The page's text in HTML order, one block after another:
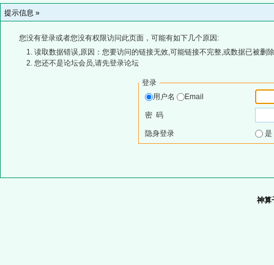
提示信息 »
您没有登录或者您没有权限访问此页面，可能有如下几个原因:
读取数据错误,原因：您要访问的链接无效,可能链接不完整,或数据已被删
您还不是论坛会员,请先登录论坛
登录
用户名
Email
密 码
隐身登录
神算